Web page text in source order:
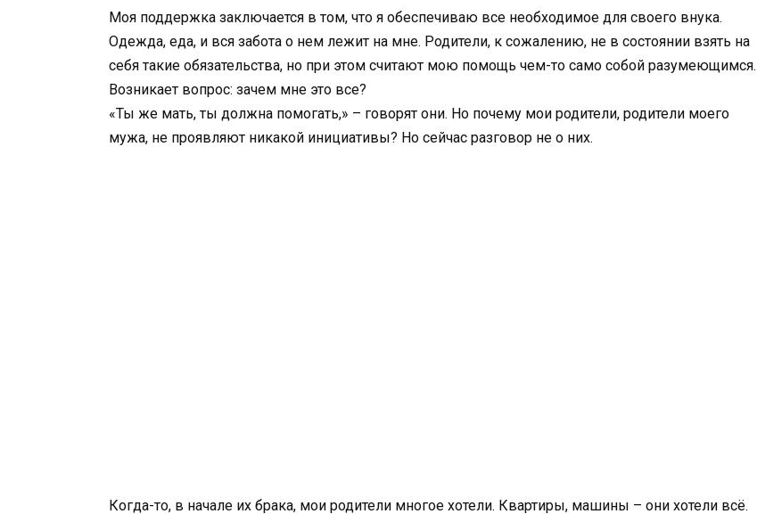
Моя поддержка заключается в том, что я обеспечиваю все необходимое для своего внука.
Одежда, еда, и вся забота о нем лежит на мне. Родители, к сожалению, не в состоянии взять на
себя такие обязательства, но при этом считают мою помощь чем-то само собой разумеющимся.
Возникает вопрос: зачем мне это все?
«Ты же мать, ты должна помогать,» – говорят они. Но почему мои родители, родители моего
мужа, не проявляют никакой инициативы? Но сейчас разговор не о них.
Когда-то, в начале их брака, мои родители многое хотели. Квартиры, машины – они хотели всё.